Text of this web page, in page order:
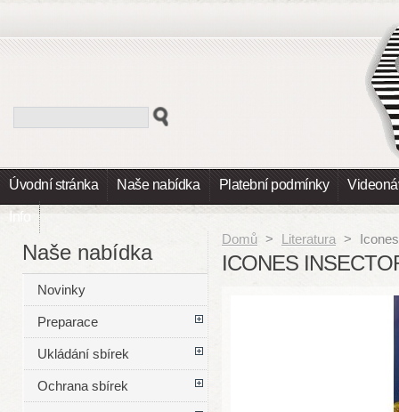
Úvodní stránka Naše nabídka Platební podmínky
Info
Domů > Literatura >
ICONES
Naše nabídka
Novinky
Preparace
Ukládání sbírek
Ochrana sbírek